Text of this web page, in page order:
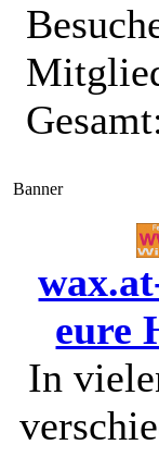
Banner
eure
In